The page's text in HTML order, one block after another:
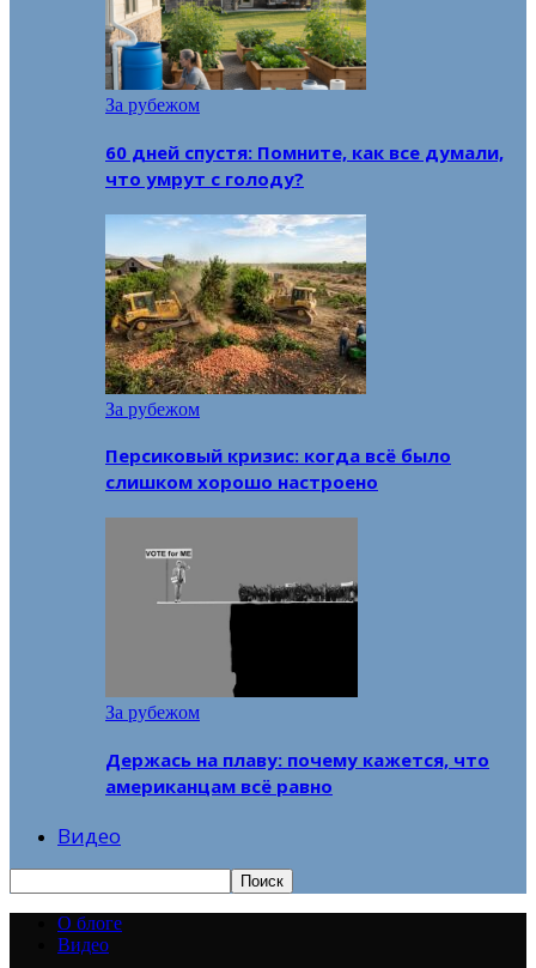
За рубежом
60 дней спустя: Помните, как все думали,
что умрут с голоду?
За рубежом
Персиковый кризис: когда всё было
слишком хорошо настроено
За рубежом
Держась на плаву: почему кажется, что
американцам всё равно
Видео
О блоге
Видео